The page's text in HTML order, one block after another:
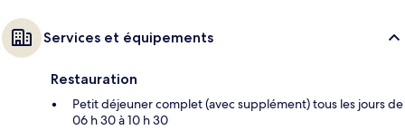
Services et équipements
Restauration
Petit déjeuner complet (avec supplément) tous les jours de
06 h 30 à 10 h 30